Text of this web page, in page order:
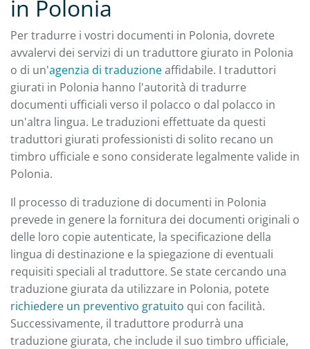
in Polonia
Per tradurre i vostri documenti in Polonia, dovrete
avvalervi dei servizi di un traduttore giurato in Polonia
o di un'agenzia di traduzioneaffidabile. I traduttori
giurati in Polonia hanno l'autorità di tradurre
documenti ufficiali verso il polacco o dal polacco in
un'altra lingua. Le traduzioni effettuate da questi
traduttori giurati professionisti di solito recano un
timbro ufficiale e sono considerate legalmente valide in
Polonia.
Il processo di traduzione di documenti in Polonia
prevede in genere la fornitura dei documenti originali o
delle loro copie autenticate, la specificazione della
lingua di destinazione e la spiegazione di eventuali
requisiti speciali al traduttore. Se state cercando una
traduzione giurata da utilizzare in Polonia, potete
richiedere un preventivo gratuito qui con facilità.
Successivamente, il traduttore produrrà una
traduzione giurata, che include il suo timbro ufficiale,